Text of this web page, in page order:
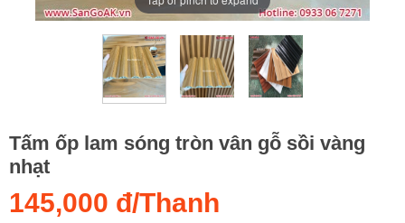
Tấm ốp lam sóng tròn vân gỗ sồi vàng
nhạt
145,000 đ/Thanh